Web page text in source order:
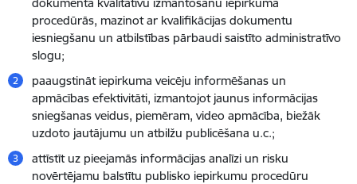
procedūrās, mazinot ar kvalifikācijas dokumentu
iesniegšanu un atbilstības pārbaudi saistīto administratīvo
slogu;
paaugstināt iepirkuma veicēju informēšanas un
apmācības efektivitāti, izmantojot jaunus informācijas
sniegšanas veidus, piemēram, video apmācība, biežāk
uzdoto jautājumu un atbilžu publicēšana u.c.;
attīstīt uz pieejamās informācijas analīzi un risku
novērtējamu balstītu publisko iepirkumu procedūru